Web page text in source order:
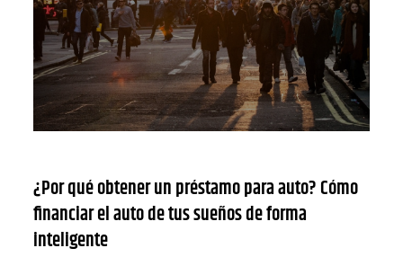
¿Por qué obtener un préstamo para auto? Cómo
financiar el auto de tus sueños de forma
inteligente